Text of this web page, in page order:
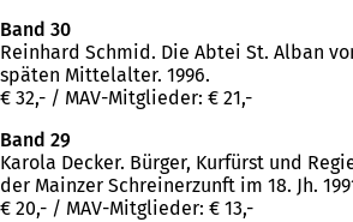
Band 30
Reinhard Schmid. Die Abtei St. Alban
späten Mittelalter. 1996.
€ 32,- / MAV-Mitglieder: € 21,-
Band 29
Karola Decker. Bürger, Kurfürst und
der Mainzer Schreinerzunft im 18. Jh.
€ 20,- / MAV-Mitglieder: € 13,-